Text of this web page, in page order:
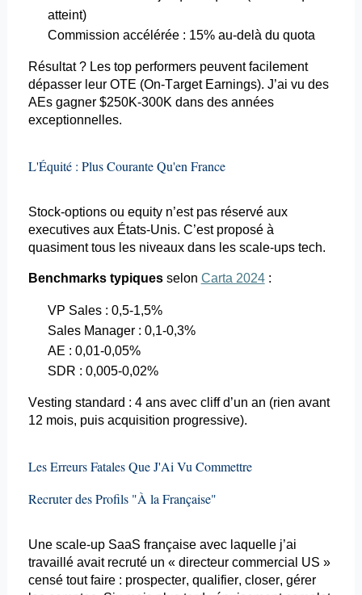
atteint)
Commission accélérée : 15% au-delà du quota
Résultat ? Les top performers peuvent facilement
dépasser leur OTE (On-Target Earnings). J’ai vu des
AEsgagner $250K-300K dans des années
exceptionnelles.
L'Équité : Plus Courante Qu'en France
Stock-options ou equityn’est pas réservé aux
executivesaux États-Unis. C’est proposé à
quasiment tous les niveaux dans les scale-ups tech.
Benchmarks typiquesselon Carta 2024:
VP Sales : 0,5-1,5%
Sales Manager : 0,1-0,3%
AE : 0,01-0,05%
SDR : 0,005-0,02%
Vesting standard : 4 ans avec cliffd’un an (rien avant
12 mois, puis acquisition progressive).
Les Erreurs Fatales Que J'Ai Vu Commettre
Recruter des Profils "À la Française"
Une scale-up SaaS française avec laquelle j’ai
travaillé avait recruté un « directeur commercial US »
censé tout faire : prospecter, qualifier, closer, gérer